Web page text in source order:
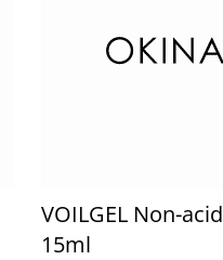
VOILGEL Non-
15ml